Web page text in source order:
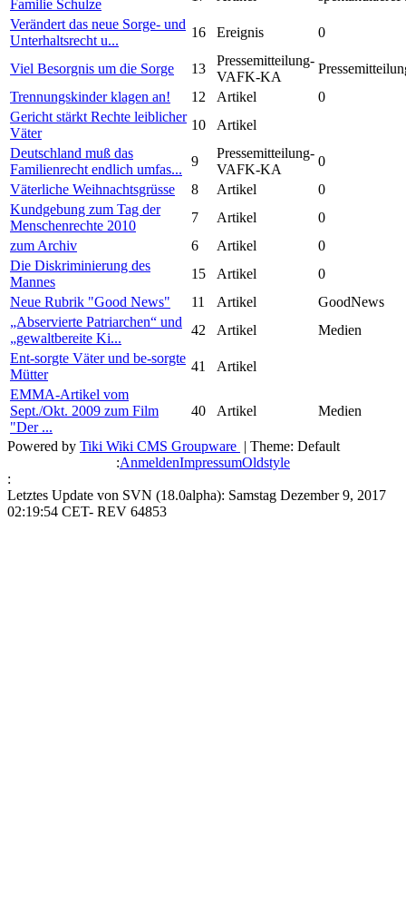
Familie Schulze
Verändert das neue Sorge- und
Unterhaltsrecht u...
16 Ereignis 0
Viel Besorgnis um die Sorge 13
Pressemitteilung-
VAFK-KA
Trennungskinder klagen an!
12 Artikel
0
Gericht stärkt Rechte leiblicher
Väter
10
Artikel
Deutschland muß das
Familienrecht endlich umfas...
9
Pressemitteilung-
VAFK-KA
0
Väterliche Weihnachtsgrüsse
8 Artikel
0
Kundgebung zum Tag der
Menschenrechte 2010
7 Artikel
0
zum Archiv
6 Artikel
0
Die Diskriminierung des
Mannes
15 Artikel
0
Neue Rubrik "Good News"
11 Artikel
GoodNews
„Abservierte Patriarchen“ und
„gewaltbereite Ki...
42 Artikel
Medien
Ent-sorgte Väter und be-sorgte
Mütter
41
Artikel
EMMA-Artikel vom
Sept./Okt. 2009 zum Film
"Der ...
40 Artikel Medien
Powered by Tiki Wiki CMS Groupware | Theme: Default
:AnmeldenImpressumOldstyle
:
Letztes Update von SVN (18.0alpha): Samstag Dezember 9, 2017
02:19:54 CET- REV 64853